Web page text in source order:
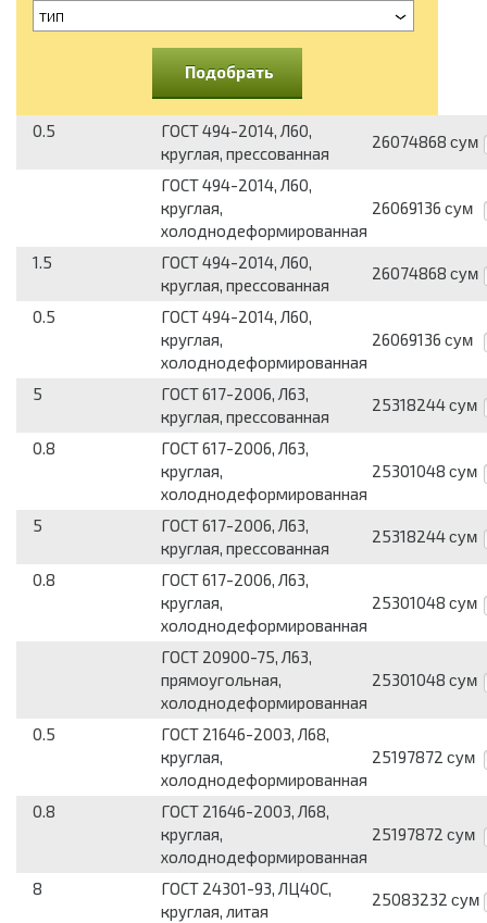
тип
Подобрать
0.5
ГОСТ 494-2014, Л60,
круглая, прессованная
26074868 сум
ГОСТ 494-2014, Л60,
круглая,
холоднодеформированная
26069136 сум
1.5
ГОСТ 494-2014, Л60,
круглая, прессованная
26074868 сум
0.5
ГОСТ 494-2014, Л60,
круглая,
холоднодеформированная
26069136 сум
5
ГОСТ 617-2006, Л63,
круглая, прессованная
25318244 сум
0.8
ГОСТ 617-2006, Л63,
круглая,
холоднодеформированная
25301048 сум
5
ГОСТ 617-2006, Л63,
круглая, прессованная
25318244 сум
0.8
ГОСТ 617-2006, Л63,
круглая,
холоднодеформированная
25301048 сум
ГОСТ 20900-75, Л63,
прямоугольная,
холоднодеформированная
25301048 сум
0.5
ГОСТ 21646-2003, Л68,
круглая,
холоднодеформированная
25197872 сум
0.8
ГОСТ 21646-2003, Л68,
круглая,
холоднодеформированная
25197872 сум
8
ГОСТ 24301-93, ЛЦ40С,
круглая, литая
25083232 сум